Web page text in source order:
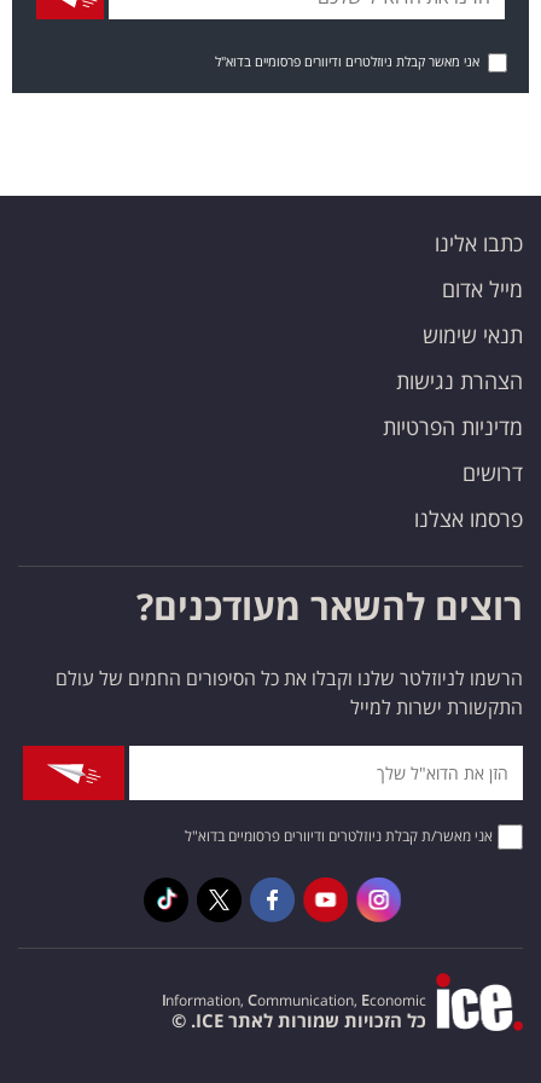
אני מאשר קבלת ניוזלטרים ודיוורים פרסומיים בדוא"ל
כתבו אלינו
מייל אדום
תנאי שימוש
הצהרת נגישות
מדיניות הפרטיות
דרושים
פרסמו אצלנו
רוצים להשאר מעודכנים?
הרשמו לניוזלטר שלנו וקבלו את כל הסיפורים החמים של עולם
התקשורת ישרות למייל
אני מאשר/ת קבלת ניוזלטרים ודיוורים פרסומיים בדוא"ל
Information, Communication, Economic
כל הזכויות שמורות לאתר ICE. ©